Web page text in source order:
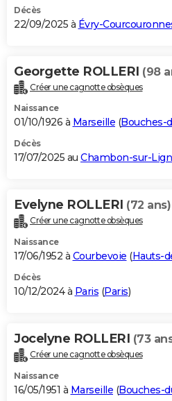
Décès
22/09/2025 à Évry-
Georgette ROLLERI (98
Créer une cagnotte obsèques
Naissance
01/10/1926 à Marseille (Bouches-
Décès
17/07/2025 au Chambon-sur-
Evelyne ROLLERI (72 ans)
Créer une cagnotte obsèques
Naissance
17/06/1952 à Courbevoie (Hauts-
Décès
10/12/2024 à Paris (Paris)
Jocelyne ROLLERI (73
Créer une cagnotte obsèques
Naissance
16/05/1951 à Marseille (Bouches-